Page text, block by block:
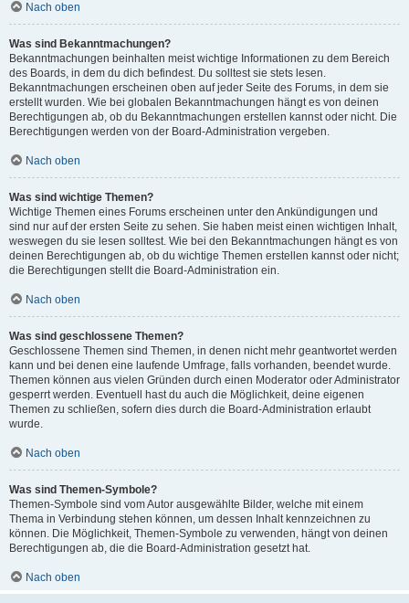
Nach oben
Was sind Bekanntmachungen?
Bekanntmachungen beinhalten meist wichtige Informationen zu dem Bereich
des Boards, in dem du dich befindest. Du solltest sie stets lesen.
Bekanntmachungen erscheinen oben auf jeder Seite des Forums, in dem sie
erstellt wurden. Wie bei globalen Bekanntmachungen hängt es von deinen
Berechtigungen ab, ob du Bekanntmachungen erstellen kannst oder nicht. Die
Berechtigungen werden von der Board-Administration vergeben.
Nach oben
Was sind wichtige Themen?
Wichtige Themen eines Forums erscheinen unter den Ankündigungen und
sind nur auf der ersten Seite zu sehen. Sie haben meist einen wichtigen Inhalt,
weswegen du sie lesen solltest. Wie bei den Bekanntmachungen hängt es von
deinen Berechtigungen ab, ob du wichtige Themen erstellen kannst oder nicht;
die Berechtigungen stellt die Board-Administration ein.
Nach oben
Was sind geschlossene Themen?
Geschlossene Themen sind Themen, in denen nicht mehr geantwortet werden
kann und bei denen eine laufende Umfrage, falls vorhanden, beendet wurde.
Themen können aus vielen Gründen durch einen Moderator oder Administrator
gesperrt werden. Eventuell hast du auch die Möglichkeit, deine eigenen
Themen zu schließen, sofern dies durch die Board-Administration erlaubt
wurde.
Nach oben
Was sind Themen-Symbole?
Themen-Symbole sind vom Autor ausgewählte Bilder, welche mit einem
Thema in Verbindung stehen können, um dessen Inhalt kennzeichnen zu
können. Die Möglichkeit, Themen-Symbole zu verwenden, hängt von deinen
Berechtigungen ab, die die Board-Administration gesetzt hat.
Nach oben